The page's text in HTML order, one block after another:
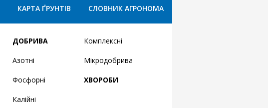
КАРТА ҐРУНТІВ СЛОВНИК АГРОНОМА
ДОБРИВА
Азотні
Фосфорні
Калійні
Комплексні
Мікродобрива
ХВОРОБИ